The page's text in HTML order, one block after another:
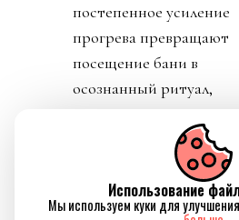
постепенное усиление
прогрева превращают
посещение бани в
осознанный ритуал,
только восстановить
силы, но и ненадолго
отключиться от
привычного ритма
Использование
Мы используем куки для